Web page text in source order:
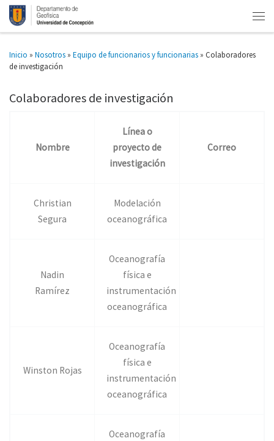
Inicio » Nosotros » Equipo de funcionarios y funcionarias » Colaboradores
de investigación
Colaboradores de investigación
Nombre
Línea o
proyecto de
investigación
Correo
Christian
Segura
Modelación
oceanográfica
Nadin
Ramírez
Oceanografía
física e
instrumentación
oceanográfica
Winston Rojas
Oceanografía
física e
instrumentación
oceanográfica
Oceanografía